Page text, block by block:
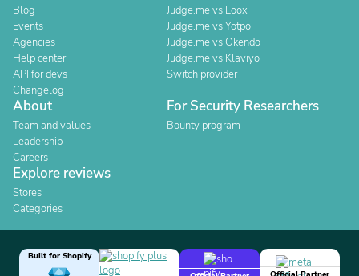
Blog
Events
Agencies
Help center
API for devs
Changelog
Judge.me vs Loox
Judge.me vs Yotpo
Judge.me vs Okendo
Judge.me vs Klaviyo
Switch provider
About
Team and values
Leadership
Careers
For Security Researchers
Bounty program
Explore reviews
Stores
Categories
Built for Shopify